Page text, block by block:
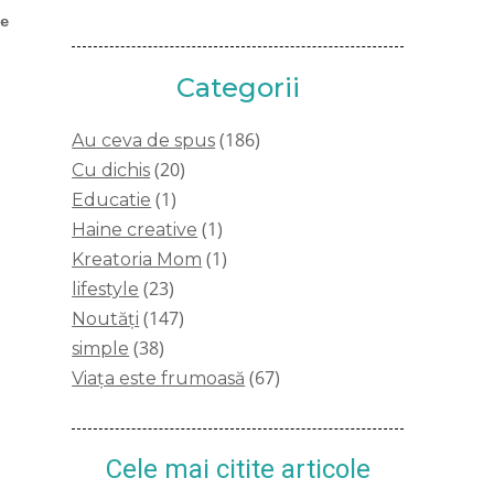
Categorii
Au ceva de spus (186)
Cu dichis (20)
Educatie (1)
Haine creative (1)
Kreatoria Mom (1)
lifestyle (23)
Noutăți (147)
simple (38)
Viața este frumoasă (67)
Cele mai citite articole